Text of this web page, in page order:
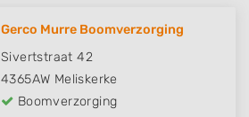
Gerco Murre Boomverzorging
Sivertstraat 42
4365AW Meliskerke
Boomverzorging